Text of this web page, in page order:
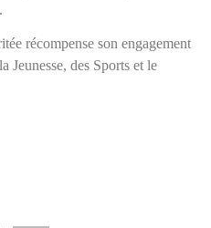
récompense son engagement
Jeunesse, des Sports et le